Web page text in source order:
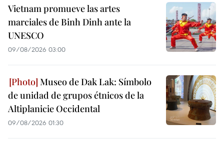
Vietnam promueve las artes
marciales de Binh Dinh ante la
UNESCO
09/08/2026 03:00
Museo de Dak Lak: Símbolo
de unidad de grupos étnicos de la
Altiplanicie Occidental
09/08/2026 01:30